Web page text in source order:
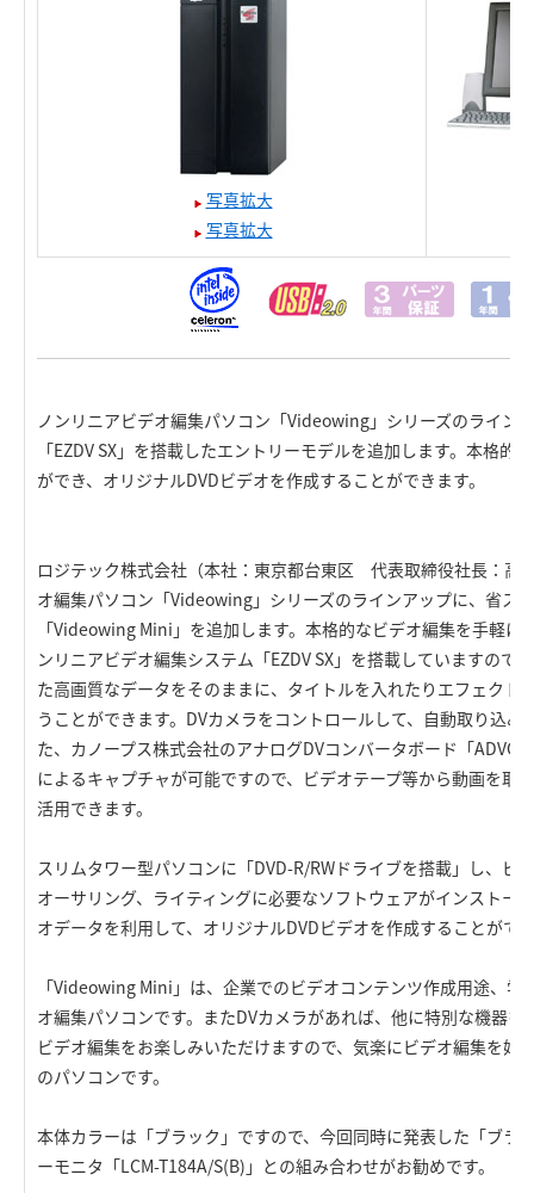
写真拡大
写真拡大
ノンリニアビデオ編集パソコン「Videowing」シリーズのライン
「EZDV SX」を搭載したエントリーモデルを追加します。本格的
ができ、オリジナルDVDビデオを作成することができます。
ロジテック株式会社（本社：東京都台東区 代表取締役社長：高
オ編集パソコン「Videowing」シリーズのラインアップに、省ス
「Videowing Mini」を追加します。本格的なビデオ編集を手軽に
ンリニアビデオ編集システム「EZDV SX」を搭載していますので
た高画質なデータをそのままに、タイトルを入れたりエフェクト
うことができます。DVカメラをコントロールして、自動取り込み
た、カノープス株式会社のアナログDVコンバータボード「
によるキャプチャが可能ですので、ビデオテープ等から動画を取
活用できます。
スリムタワー型パソコンに「DVD-R/RWドライブを搭載」し、ビ
オーサリング、ライティングに必要なソフトウェアがインストー
オデータを利用して、オリジナルDVDビデオを作成することがで
「Videowing Mini」は、企業でのビデオコンテンツ作成用途、学
オ編集パソコンです。またDVカメラがあれば、他に特別な機器
ビデオ編集をお楽しみいただけますので、気楽にビデオ編集を始
のパソコンです。
本体カラーは「ブラック」ですので、今回同時に発表した「ブラ
ーモニタ「LCM-T184A/S(B)」との組み合わせがお勧めです。